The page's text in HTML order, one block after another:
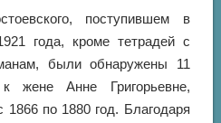
поступившем в
года, кроме тетрадей с
были обнаружены 11
жене Анне Григорьевне,
по 1880 год. Благодаря